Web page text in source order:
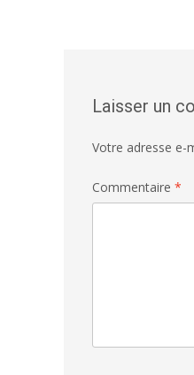
Laisser un
Votre adresse e-
Commentaire *